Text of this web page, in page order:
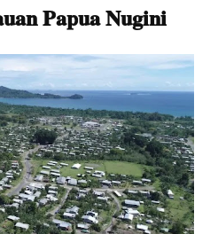
Papua Nugini